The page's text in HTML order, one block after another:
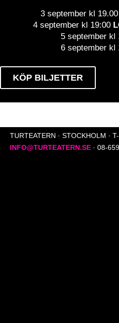
3 september kl 19.00
4 september kl 19:00
5 september kl
6 september kl
KÖP BILJETTER
TURTEATERN · STOCKHOLM ·
INFO@TURTEATERN.SE · 08-